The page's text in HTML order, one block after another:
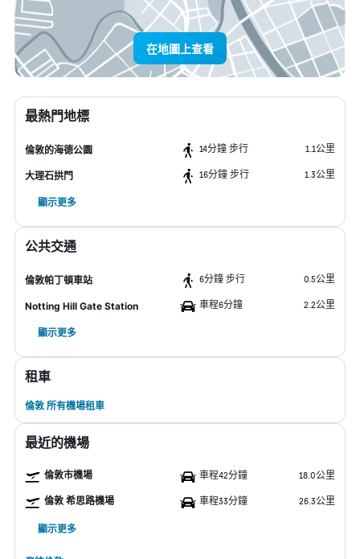
在地圖上查看
最熱門地標
倫敦的海德公園 14分鐘 步行 1.1公里
大理石拱門 16分鐘 步行 1.3公里
顯示更多
公共交通
倫敦帕丁頓車站 6分鐘 步行 0.5公里
Notting Hill Gate Station 車程6分鐘 2.2公里
顯示更多
租車
倫敦 所有機場租車
最近的機場
倫敦市機場 車程42分鐘 18.0公里
倫敦 希思路機場 車程33分鐘 26.3公里
顯示更多